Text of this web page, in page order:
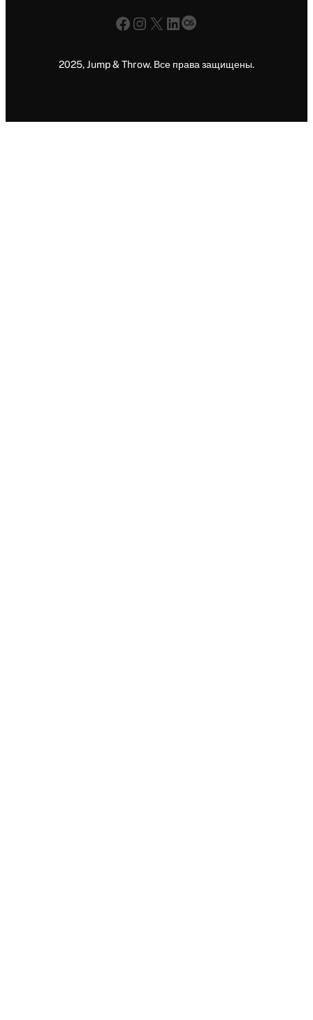
Facebook
Instagram
X LinkedIn
Last.fm
2025, Jump & Throw. Все права защищены.